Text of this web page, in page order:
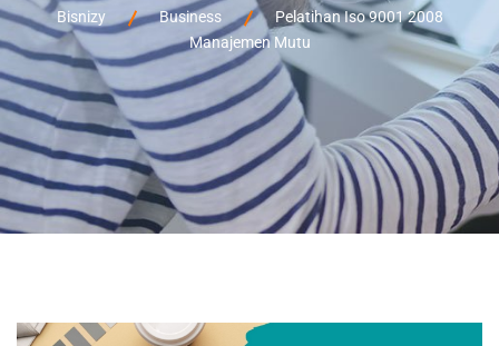
Bisnizy Business
Pelatihan Iso 9001 2008
Manajemen Mutu